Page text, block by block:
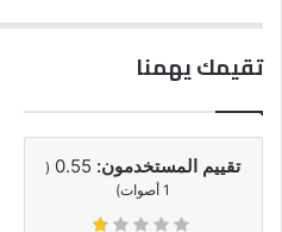
تقيمك يهمنا
تقييم المستخدمون: 0.55
(
1أصوات)